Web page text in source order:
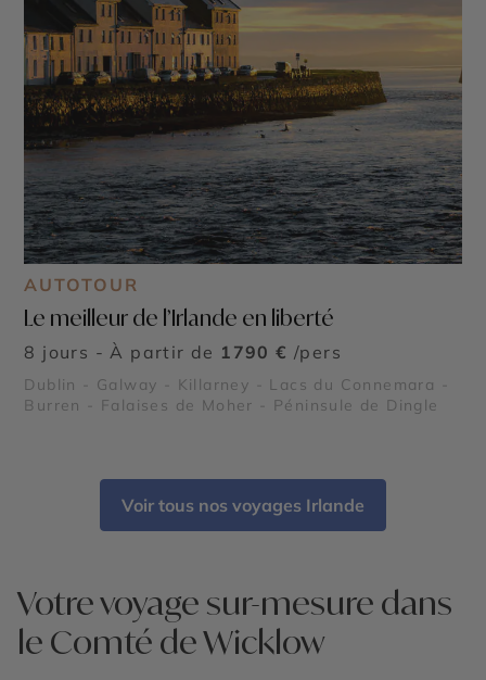
AUTOTOUR
Le meilleur de l’Irlande en liberté
8 jours - À partir de 1790 € /pers
Dublin - Galway - Killarney - Lacs du Connemara -
Burren - Falaises de Moher - Péninsule de Dingle
Voir tous nos voyages Irlande
Votre voyage sur-mesure dans
le Comté de Wicklow